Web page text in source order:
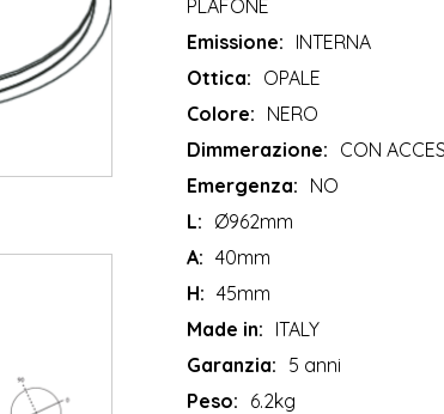
PLAFONE
Emissione: INTERNA
Ottica: OPALE
Colore: NERO
Dimmerazione: CON
Emergenza: NO
L: Ø962mm
A: 40mm
H: 45mm
Made in: ITALY
Garanzia: 5 anni
Peso: 6.2kg